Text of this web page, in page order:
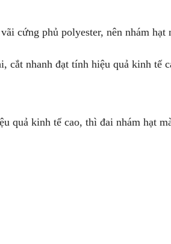
cứng phủ polyester, nên nhám
cắt nhanh đạt tính hiệu quả kinh tế
quả kinh tế cao, thì đai nhám hạt